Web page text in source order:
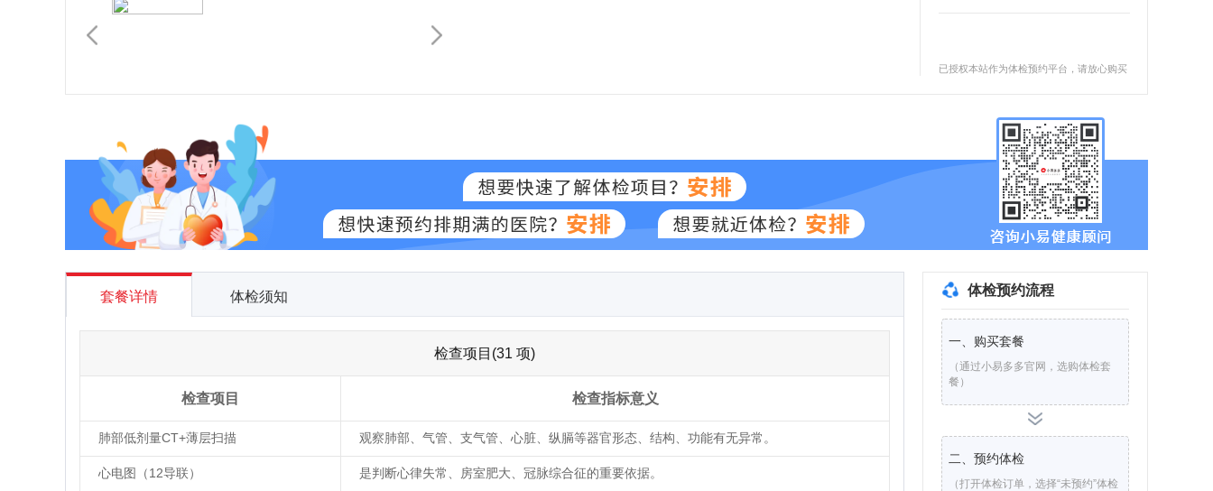
已授权本站作为体检预约平台，请放心购买
套餐详情 体检须知
检查项目(31 项)
检查项目 检查指标意义
肺部低剂量CT+薄层扫描 观察肺部、气管、支气管、心脏、纵膈等器官形态、结构、功能有无异常。
心电图（12导联） 是判断心律失常、房室肥大、冠脉综合征的重要依据。
体检预约流程
一、购买套餐
（通过小易多多官网，选购体检套
餐）
二、预约体检
（打开体检订单，选择“未预约”体检